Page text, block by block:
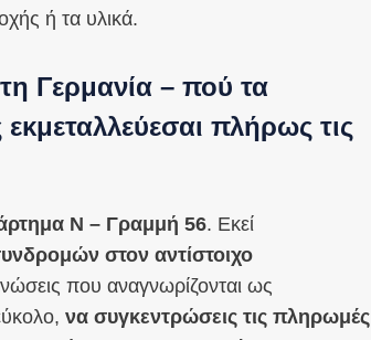
ή τα υλικά.
Γερμανία – πού τα
πλήρως τις
Ν – Γραμμή 56. Εκεί
στον αντίστοιχο
που αναγνωρίζονται ως
να συγκεντρώσεις τις πληρωμές